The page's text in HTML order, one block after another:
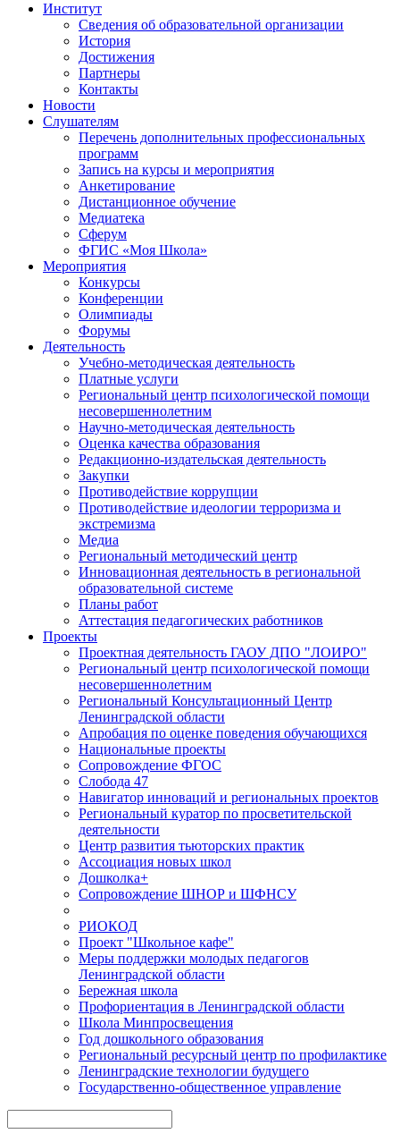
Институт
Сведения об образовательной организации
История
Достижения
Партнеры
Контакты
Новости
Слушателям
Перечень дополнительных профессиональных
программ
Запись на курсы и мероприятия
Анкетирование
Дистанционное обучение
Медиатека
Сферум
ФГИС «Моя Школа»
Мероприятия
Конкурсы
Конференции
Олимпиады
Форумы
Деятельность
Учебно-методическая деятельность
Платные услуги
Региональный центр психологической помощи
несовершеннолетним
Научно-методическая деятельность
Оценка качества образования
Редакционно-издательская деятельность
Закупки
Противодействие коррупции
Противодействие идеологии терроризма и
экстремизма
Медиа
Региональный методический центр
Инновационная деятельность в региональной
образовательной системе
Планы работ
Аттестация педагогических работников
Проекты
Проектная деятельность ГАОУ ДПО "ЛОИРО"
Региональный центр психологической помощи
несовершеннолетним
Региональный Консультационный Центр
Ленинградской области
Апробация по оценке поведения обучающихся
Национальные проекты
Сопровождение ФГОС
Слобода 47
Навигатор инноваций и региональных проектов
Региональный куратор по просветительской
деятельности
Центр развития тьюторских практик
Ассоциация новых школ
Дошколка+
Сопровождение ШНОР и ШФНСУ
РИОКОД
Проект "Школьное кафе"
Меры поддержки молодых педагогов
Ленинградской области
Бережная школа
Профориентация в Ленинградской области
Школа Минпросвещения
Год дошкольного образования
Региональный ресурсный центр по профилактике
Ленинградские технологии будущего
Государственно-общественное управление